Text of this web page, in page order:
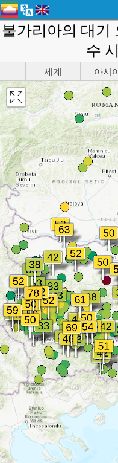
불가리아의 대기
수
세계 아시